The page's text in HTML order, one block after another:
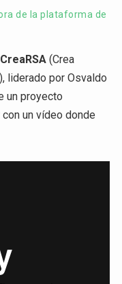
de la plataforma de
CreaRSA(Crea
liderado por Osvaldo
un proyecto
un vídeo donde